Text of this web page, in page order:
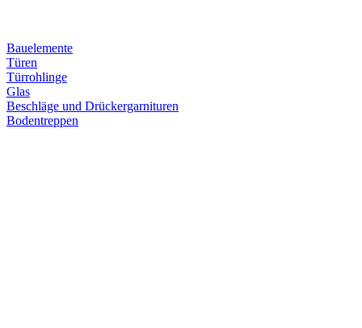
Bauelemente
Türen
Türrohlinge
Glas
Beschläge und Drückergarnituren
Bodentreppen